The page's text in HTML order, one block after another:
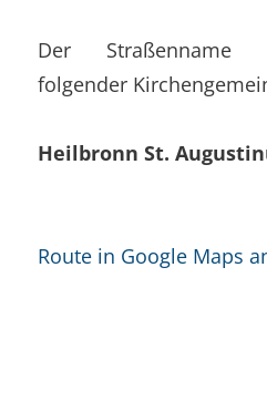
Der Straßenname
folgender
Heilbronn St.
Route in Google Maps